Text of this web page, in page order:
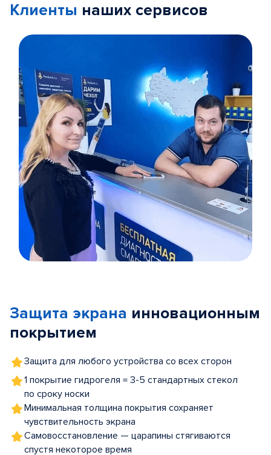
Клиенты наших сервисов
5
Защита экрана инновационным
покрытием
Защита для любого устройства со всех сторон
1 покрытие гидрогеля = 3-5 стандартных стекол
по сроку носки
Минимальная толщина покрытия сохраняет
чувствительность экрана
Самовосстановление — царапины стягиваются
спустя некоторое время